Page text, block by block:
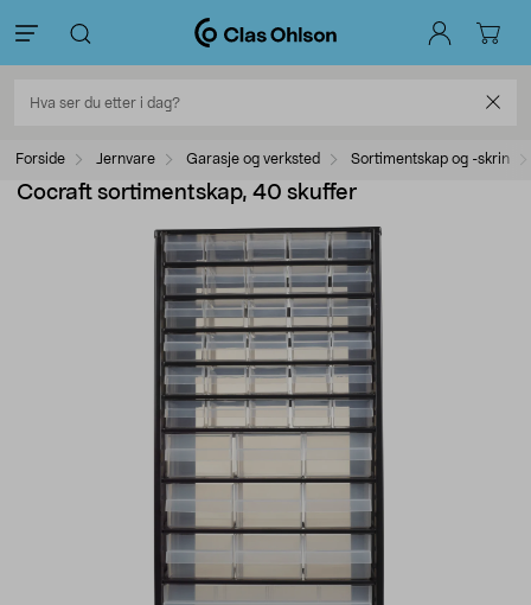
Forside Jernvare Garasje og verksted Sortimentskap og -skrin
Cocraft sortimentskap, 40 skuffer